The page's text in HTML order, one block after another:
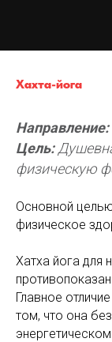
Хахта-йога
Направление:
Цель:
физическую
Основной целью
физическое
Хатха йога для
Главное
том, что она